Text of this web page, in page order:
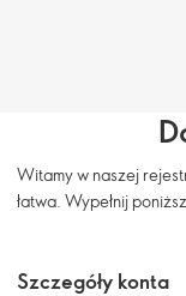
Witamy w naszej
łatwa. Wypełnij
Szczegóły konta